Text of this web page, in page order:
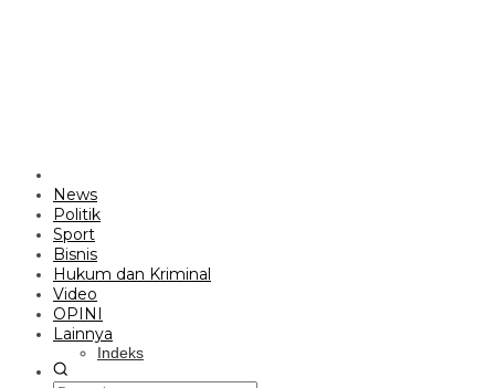
News
Politik
Sport
Bisnis
Hukum dan Kriminal
Video
OPINI
Lainnya
Indeks